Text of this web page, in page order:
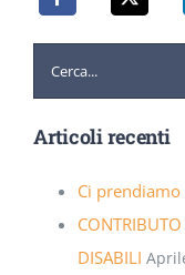
per:
Articoli recenti
Ci
CONTRIBUTO
DISABILI